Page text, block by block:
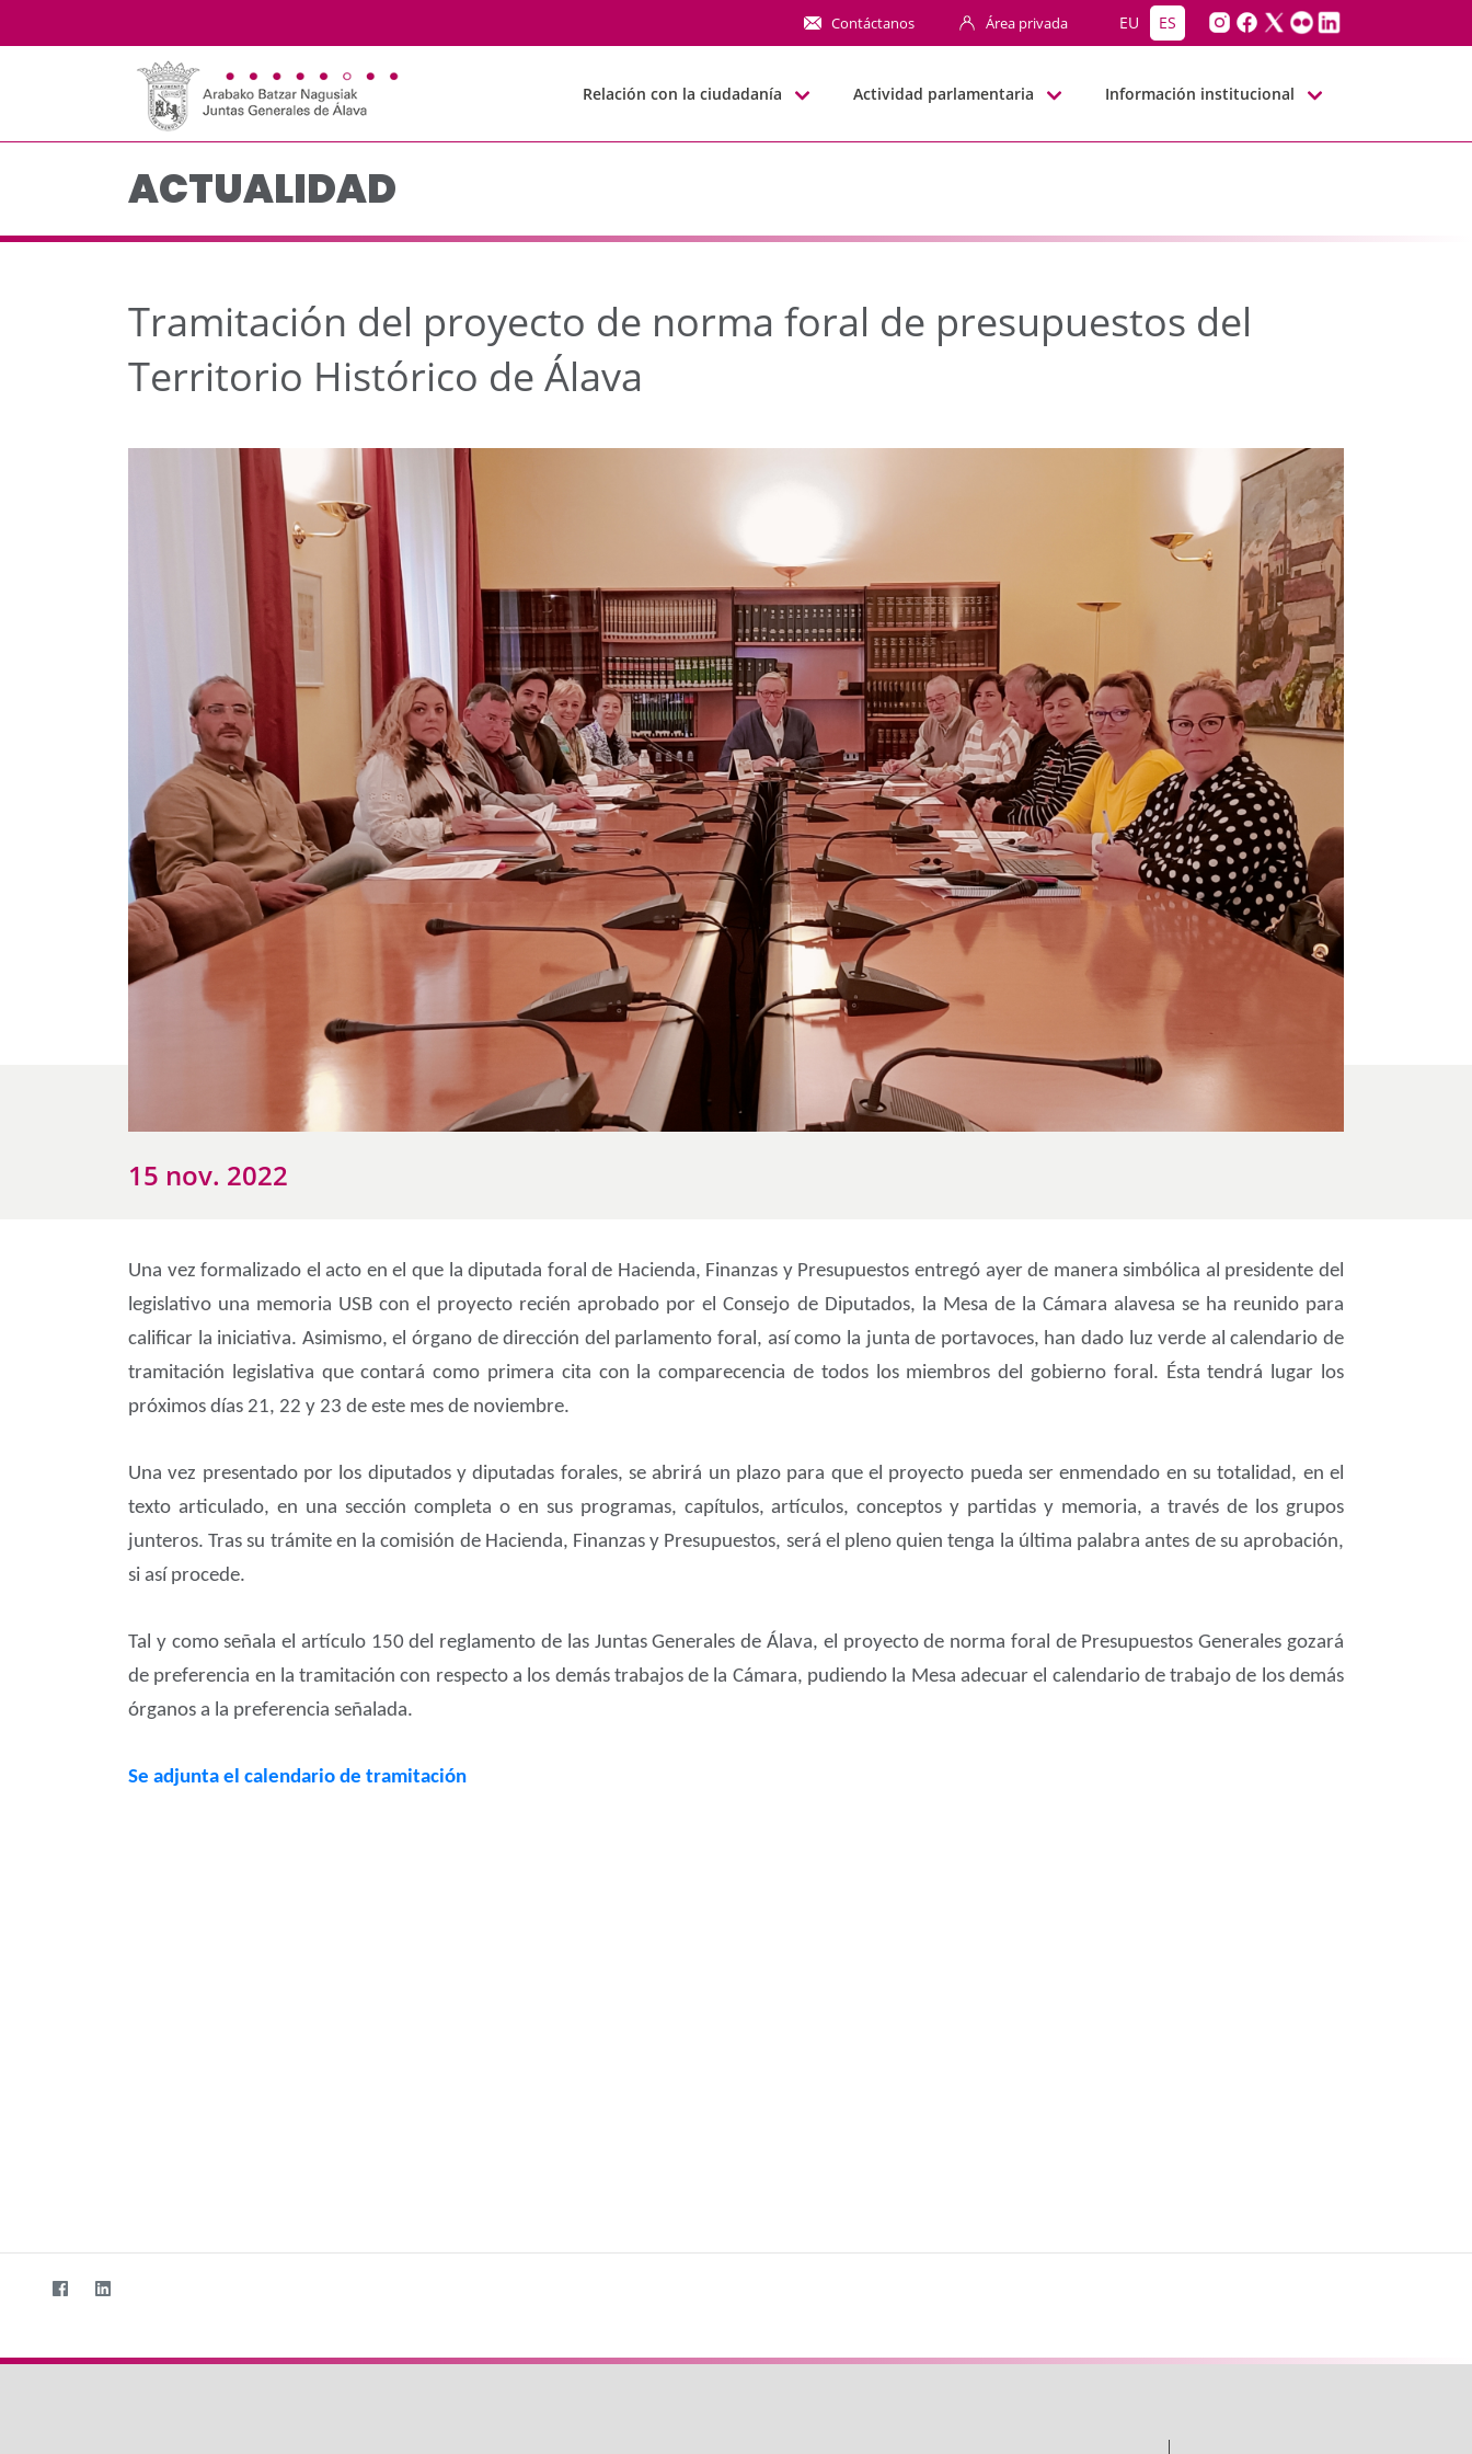
Tramitación del proyecto de norma foral de presupuestos del
Contáctanos Área privada EU ES
Relación con la ciudadanía Actividad parlamentaria Información institucional
ACTUALIDAD
Tramitación del proyecto de norma foral de presupuestos del
Territorio Histórico de Álava
15 nov. 2022
Una vez formalizado el acto en el que la diputada foral de Hacienda, Finanzas y Presupuestos entregó ayer de manera simbólica al presidente del
legislativo una memoria USB con el proyecto recién aprobado por el Consejo de Diputados, la Mesa de la Cámara alavesa se ha reunido para
calificar la iniciativa. Asimismo, el órgano de dirección del parlamento foral, así como la junta de portavoces, han dado luz verde al calendario de
tramitación legislativa que contará como primera cita con la comparecencia de todos los miembros del gobierno foral. Ésta tendrá lugar los
próximos días 21, 22 y 23 de este mes de noviembre.
Una vez presentado por los diputados y diputadas forales, se abrirá un plazo para que el proyecto pueda ser enmendado en su totalidad, en el
texto articulado, en una sección completa o en sus programas, capítulos, artículos, conceptos y partidas y memoria, a través de los grupos
junteros. Tras su trámite en la comisión de Hacienda, Finanzas y Presupuestos, será el pleno quien tenga la última palabra antes de su aprobación,
si así procede.
Tal y como señala el artículo 150 del reglamento de las Juntas Generales de Álava, el proyecto de norma foral de Presupuestos Generales gozará
de preferencia en la tramitación con respecto a los demás trabajos de la Cámara, pudiendo la Mesa adecuar el calendario de trabajo de los demás
órganos a la preferencia señalada.
Se adjunta el calendario de tramitación